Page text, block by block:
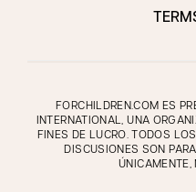
FORCHILDREN.COM ES
INTERNATIONAL, UNA
FINES DE LUCRO. TODOS
DISCUSIONES SON
ÚNICAMENTE,